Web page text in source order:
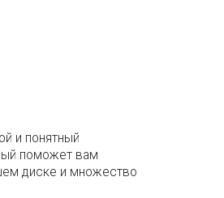
и понятный
поможет вам
диске и множество